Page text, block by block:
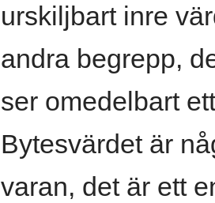
urskiljbart inre
andra begrepp,
ser omedelbart
Bytesvärdet är
varan, det är ett